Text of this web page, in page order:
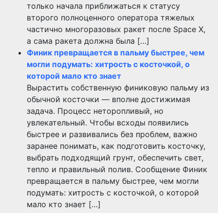
только начала приближаться к статусу
второго полноценного оператора тяжелых
частично многоразовых ракет после Space X,
а сама ракета должна была […]
Финик превращается в пальму быстрее, чем
могли подумать: хитрость с косточкой, о
которой мало кто знает
Вырастить собственную финиковую пальму из
обычной косточки — вполне достижимая
задача. Процесс неторопливый, но
увлекательный. Чтобы всходы появились
быстрее и развивались без проблем, важно
заранее понимать, как подготовить косточку,
выбрать подходящий грунт, обеспечить свет,
тепло и правильный полив. Сообщение Финик
превращается в пальму быстрее, чем могли
подумать: хитрость с косточкой, о которой
мало кто знает […]